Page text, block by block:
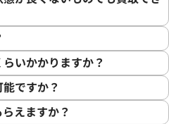
いかかりますか？
ですか？
えますか？